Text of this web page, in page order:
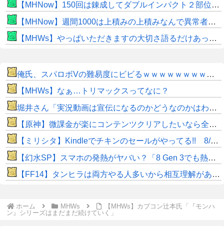
【MHNow】150回は錬成してダブルインパクト２部位だけって流石に泣けてくる
【MHNow】週間1000は上積みの上積みなんで異常者です
【MHWs】やっぱいただきますの大切さ語るだけあって飯のこだわり凄いよね
俺氏、スパロボVの難易度にビビるｗｗｗｗｗｗｗｗｗｗｗ
【MHWs】なぁ…トリマックスってなに？
堀井さん「実況動画は宣伝になるのかどうなのかはわからない部分もありますけど」
【原神】微課金が楽にコンテンツクリアしたいなら全キャラ無凸で引くのがいいね。
【ミリシタ】Kindleでチキンのセールがやってる!! 8/19(水)まで!!
【幻水SP】スマホの発熱がヤバい？「8 Gen 3でも熱い」「iPhoneは設定下げれば発熱なし」
​【FF14】タンヒラは両方やる人多いから相互理解があるのに、DPSは他ロールへの知識が低すぎないか？
ホーム MHWs
【MHWs】カプコン辻本氏「『モンハ
ン』シリーズはまだまだ続けていく」